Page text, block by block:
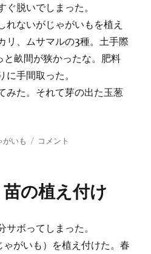
脱いでしまった。
れないがじゃがいもを植え
リ、ムサマルの3種。土手際
と畝間が狭かったな。肥料
手間取った。
みた。それて芽の出た玉葱
がいも
じ
も
付
け
コメント
の植え付け
ボってしまった。
がいも）を植え付けた。春